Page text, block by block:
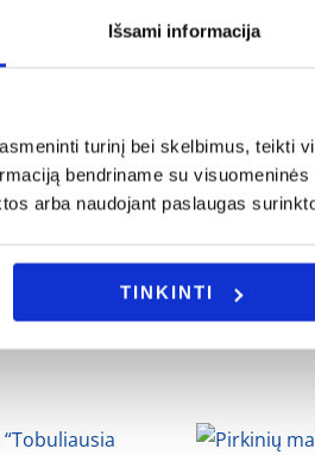
Išsami informacija
turinį bei skelbimus, teikti
bendriname su
arba naudojant paslaugas
TINKINTI
info@evadeco.net
individualus